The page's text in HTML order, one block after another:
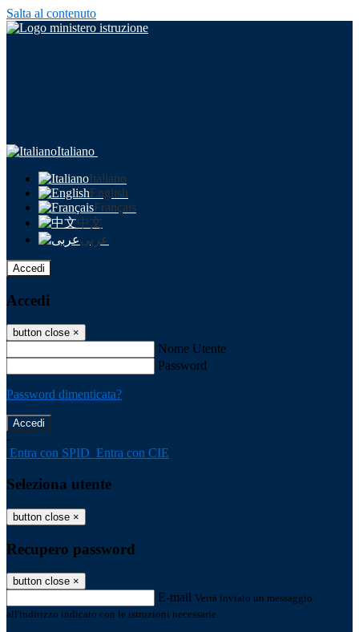
Salta al contenuto
Italiano
Italiano
English
Français
中文
عربى
Accedi
Accedi
button close ×
Nome Utente
Password
Password dimenticata?
-
Entra con SPID Entra con CIE
Seleziona utente
button close ×
Recupero password
button close ×
E-mail Verrà inviato un messaggio
all'indirizzo indicato con le istruzioni necessarie.